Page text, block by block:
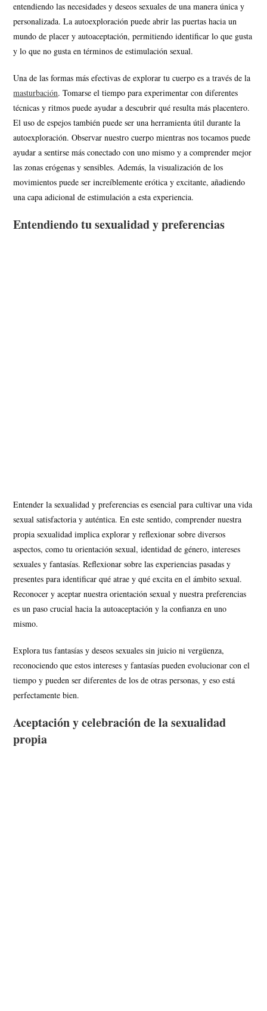
entendiendo las necesidades y deseos sexuales de una manera única y
personalizada. La autoexploración puede abrir las puertas hacia un
mundo de placer y autoaceptación, permitiendo identificar lo que gusta
y lo que no gusta en términos de estimulación sexual.
Una de las formas más efectivas de explorar tu cuerpo es a través de la
masturbación. Tomarse el tiempo para experimentar con diferentes
técnicas y ritmos puede ayudar a descubrir qué resulta más placentero.
El uso de espejos también puede ser una herramienta útil durante la
autoexploración. Observar nuestro cuerpo mientras nos tocamos puede
ayudar a sentirse más conectado con uno mismo y a comprender mejor
las zonas erógenas y sensibles. Además, la visualización de los
movimientos puede ser increíblemente erótica y excitante, añadiendo
una capa adicional de estimulación a esta experiencia.
Entendiendo tu sexualidad y preferencias
Entender la sexualidad y preferencias es esencial para cultivar una vida
sexual satisfactoria y auténtica. En este sentido, comprender nuestra
propia sexualidad implica explorar y reflexionar sobre diversos
aspectos, como tu orientación sexual, identidad de género, intereses
sexuales y fantasías. Reflexionar sobre las experiencias pasadas y
presentes para identificar qué atrae y qué excita en el ámbito sexual.
Reconocer y aceptar nuestra orientación sexual y nuestra preferencias
es un paso crucial hacia la autoaceptación y la confianza en uno
mismo.
Explora tus fantasías y deseos sexuales sin juicio ni vergüenza,
reconociendo que estos intereses y fantasías pueden evolucionar con el
tiempo y pueden ser diferentes de los de otras personas, y eso está
perfectamente bien.
Aceptación y celebración de la sexualidad
propia